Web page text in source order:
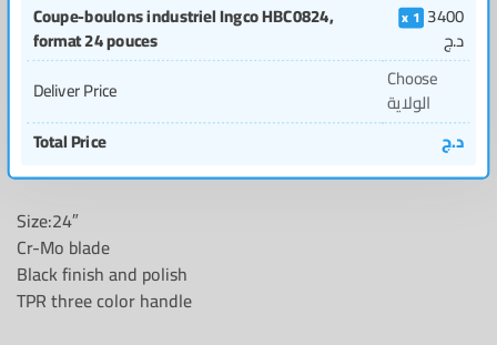
Coupe-boulons industriel Ingco HBC0824,
format 24 pouces
1 3400
د.ج
Deliver Price
Choose
الولاية
Total Price
د.ج
Size:24″
Cr-Mo blade
Black finish and polish
TPR three color handle